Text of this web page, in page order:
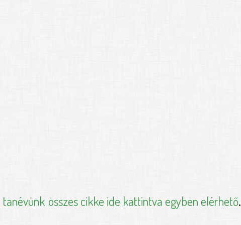
tanévünk összes cikke ide kattintva egyben elérhető.